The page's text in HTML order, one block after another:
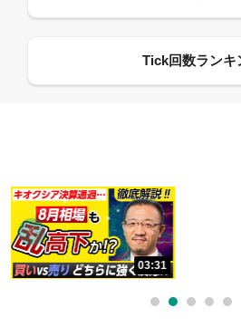
03:31